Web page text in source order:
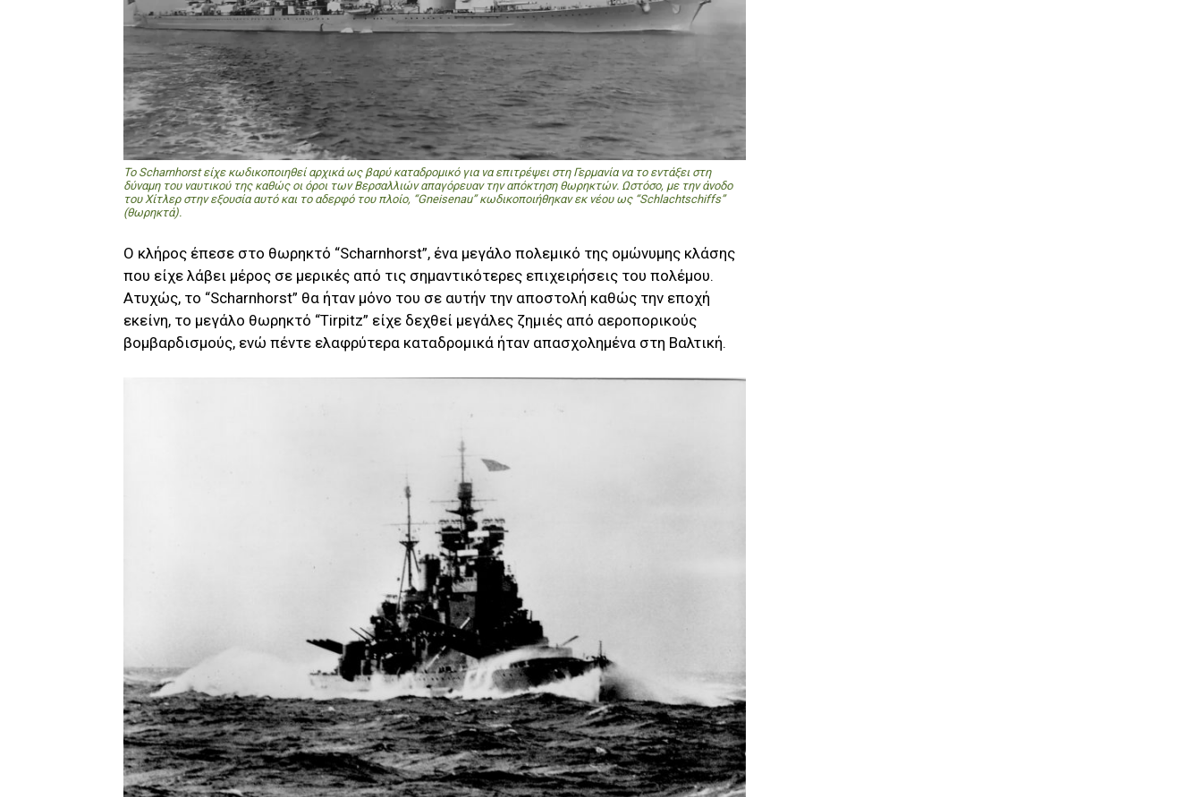
To Scharnhorst είχε κωδικοποιηθεί αρχικά ως βαρύ καταδρομικό για να επιτρέψει στη Γερμανία να το εντάξει στη
δύναμη του ναυτικού της καθώς οι όροι των Βερσαλλιών απαγόρευαν την απόκτηση θωρηκτών. Ωστόσο, με την άνοδο
του Χίτλερ στην εξουσία αυτό και το αδερφό του πλοίο, “Gneisenau” κωδικοποιήθηκαν εκ νέου ως “Schlachtschiffs”
(θωρηκτά).
Ο κλήρος έπεσε στο θωρηκτό “Scharnhorst”, ένα μεγάλο πολεμικό της ομώνυμης κλάσης
που είχε λάβει μέρος σε μερικές από τις σημαντικότερες επιχειρήσεις του πολέμου.
Ατυχώς, το “Scharnhorst” θα ήταν μόνο του σε αυτήν την αποστολή καθώς την εποχή
εκείνη, το μεγάλο θωρηκτό “Tirpitz” είχε δεχθεί μεγάλες ζημιές από αεροπορικούς
βομβαρδισμούς, ενώ πέντε ελαφρύτερα καταδρομικά ήταν απασχολημένα στη Βαλτική.